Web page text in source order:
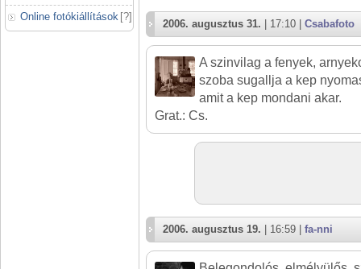
Online fotókiállítások [?]
2006. augusztus 31. | 17:10 | Csabafoto
A szinvilag a fenyek,
szoba sugallja a kep
amit a kep mondani akar.
Grat.: Cs.
2006. augusztus 19. | 16:59 | fa-nni